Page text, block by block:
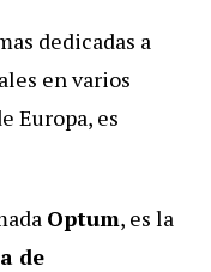
dedicadas a
en varios
Europa, es
Optum, es la
de